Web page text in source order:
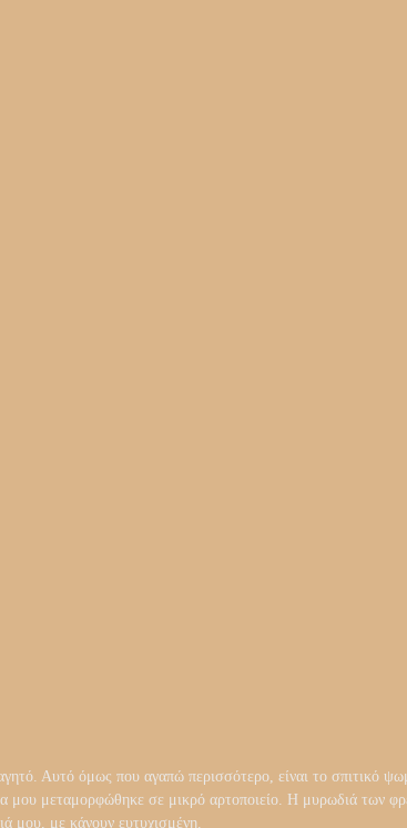
Αυτό όμως που αγαπώ περισσότερο, είναι το σπιτικό
μου μεταμορφώθηκε σε μικρό αρτοποιείο. Η μυρωδιά των
μου, με κάνουν ευτυχισμένη.